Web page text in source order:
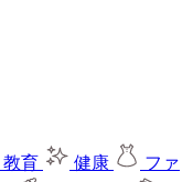
教育 健康
ファ